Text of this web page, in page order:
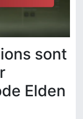
sont
Elden